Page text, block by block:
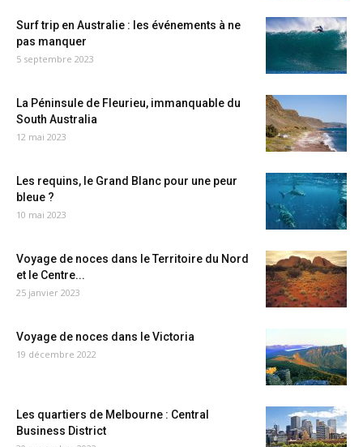
Surf trip en Australie : les événements à ne
pas manquer
5 septembre 2023
La Péninsule de Fleurieu, immanquable du
South Australia
12 mai 2023
Les requins, le Grand Blanc pour une peur
bleue ?
10 mai 2023
Voyage de noces dans le Territoire du Nord
et le Centre...
25 janvier 2023
Voyage de noces dans le Victoria
19 décembre 2022
Les quartiers de Melbourne : Central
Business District